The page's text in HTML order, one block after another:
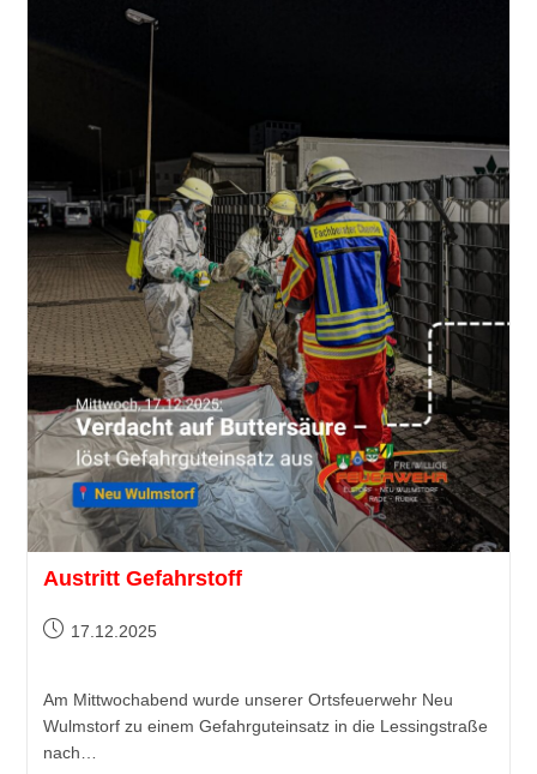
Austritt Gefahrstoff
17.12.2025
Am Mittwochabend wurde unserer Ortsfeuerwehr Neu
Wulmstorf zu einem Gefahrguteinsatz in die Lessingstraße
nach…